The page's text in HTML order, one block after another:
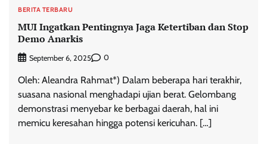
BERITA TERBARU
MUI Ingatkan Pentingnya Jaga Ketertiban dan Stop
Demo Anarkis
September 6, 2025 0
Oleh: Aleandra Rahmat*) Dalam beberapa hari terakhir,
suasana nasional menghadapi ujian berat. Gelombang
demonstrasi menyebar ke berbagai daerah, hal ini
memicu keresahan hingga potensi kericuhan. […]